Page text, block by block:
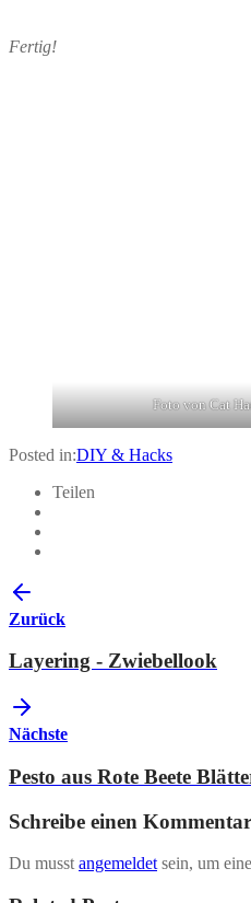
Fertig!
Foto von Cat
Posted in:DIY & Hacks
Teilen
Zurück
Layering - Zwiebellook
Nächste
Pesto aus Rote Beete
Schreibe einen Kommentar
Du musst angemeldet sein, um